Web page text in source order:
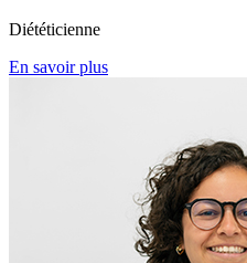
Diététicienne
En savoir plus